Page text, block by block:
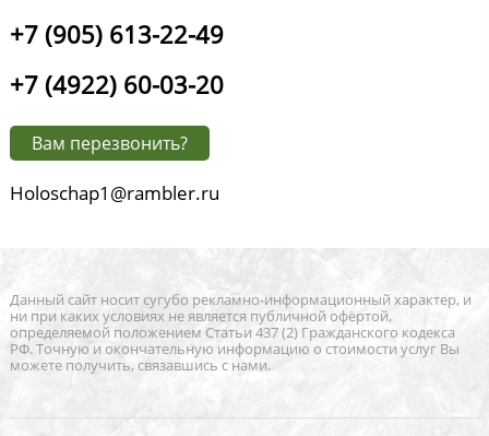
+7 (905) 613-22-49
+7 (4922) 60-03-20
Вам перезвонить?
Holoschap1@rambler.ru
Данный сайт носит сугубо рекламно-информационный характер, и
ни при каких условиях не является публичной офёртой,
определяемой положением Статьи 437 (2) Гражданского кодекса
РФ. Точную и окончательную информацию о стоимости услуг Вы
можете получить, связавшись с нами.